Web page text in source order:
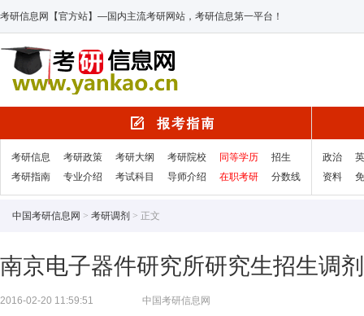
考研信息网【官方站】—国内主流考研网站，考研信息第一平台！
考研信息 考研政策 考研大纲 考研院校 同等学历
招生
考研指南
专业介绍 考试科目 导师介绍 在职考研 分数线
政治
资料
中国考研信息网 > 考研调剂 > 正文
南京电子器件研究所研究生招生调
2016-02-20 11:59:51 中国考研信息网